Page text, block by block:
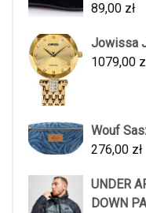
89,00 zł
Jowissa
1079,00
Wouf
276,00 zł
UNDER
DOWN